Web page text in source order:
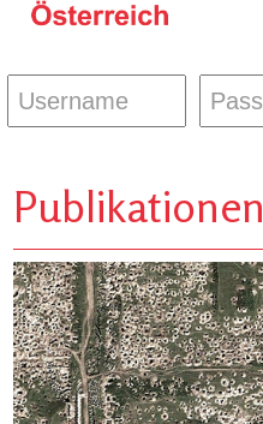
Publikationen